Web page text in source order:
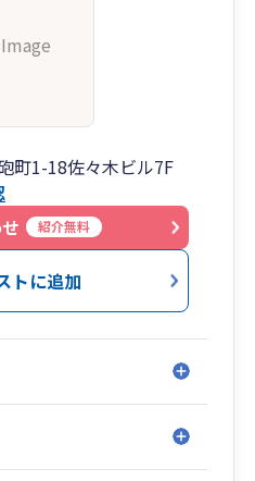
町1-18佐々木ビル7F
紹介無料
トに追加